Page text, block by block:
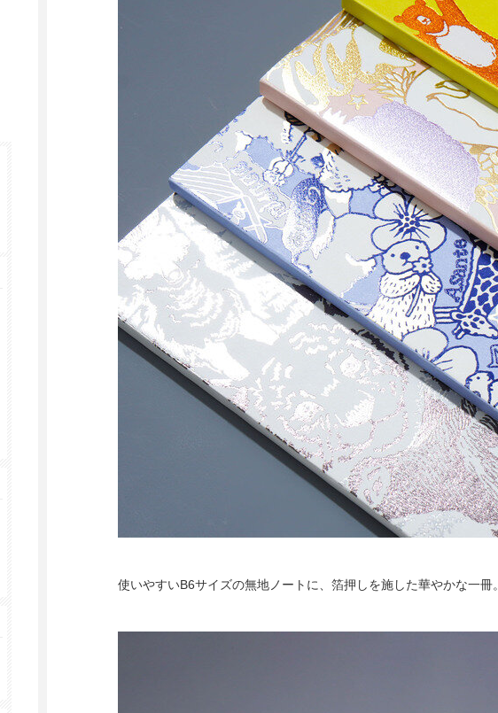
使いやすいB6サイズの無地ノートに、箔押しを施した華やかな一冊